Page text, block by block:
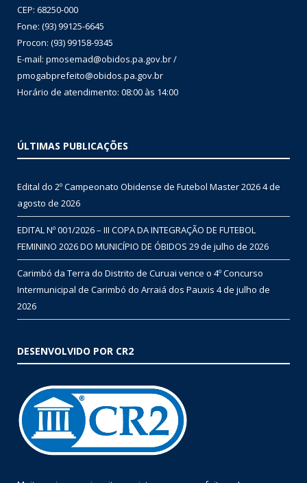
CEP: 68250-000
Fone: (93) 99125-6645
Procon: (93) 99158-9345
E-mail: pmosemad@obidos.pa.gov.br /
pmogabprefeito@obidos.pa.gov.br
Horário de atendimento: 08:00 às 14:00
ÚLTIMAS PUBLICAÇÕES
Edital do 2º Campeonato Obidense de Futebol Master 20264 de
agosto de 2026
EDITAL Nº 001/2026 – III COPA DA INTEGRAÇÃO DE FUTEBOL
FEMININO 2026 DO MUNICÍPIO DE ÓBIDOS 29 de julho de 2026
Carimbó da Terra do Distrito de Curuai vence o 4º Concurso
Intermunicipal de Carimbó do Arraiá dos Pauxis 4 de julho de
2026
DESENVOLVIDO POR CR2